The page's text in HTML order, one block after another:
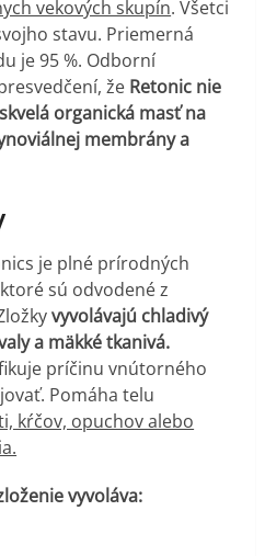
vekových skupín. Všetci
stavu. Priemerná
je 95 %. Odborní
že Retonic nie
organická masť na
membrány a
je plné prírodných
sú odvodené z
vyvolávajú chladivý
a mäkké tkanivá.
príčinu vnútorného
Pomáha telu
kŕčov, opuchov alebo
vyvoláva: